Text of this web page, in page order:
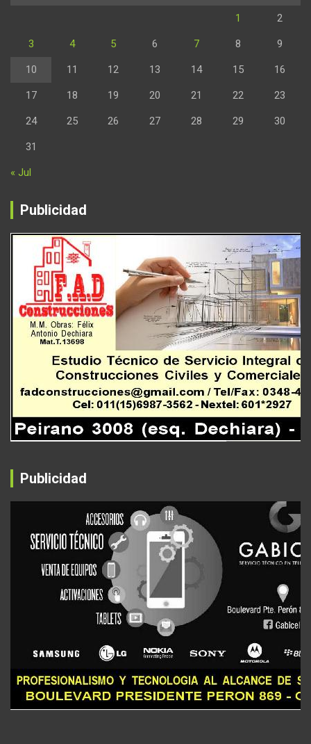
1 2
3 4 5 6 7 8 9
10 11 12 13 14 15 16
17 18 19 20 21 22 23
24 25 26 27 28 29 30
31
« Jul
Publicidad
Publicidad